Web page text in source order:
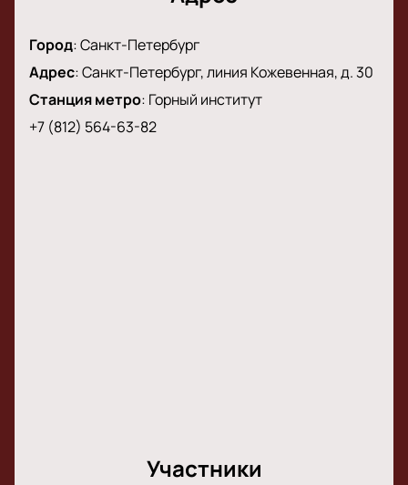
Будьте готовы к невероятному шоу и
Roof Place!
Город:Санкт-Петербург
Адрес:Санкт-Петербург, линия Кожевенная, д. 30
Станция метро: Горный институт
+7 (812) 564-63-82
Участники